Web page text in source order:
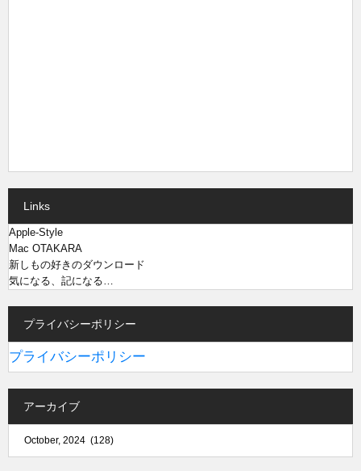
Links
Apple-Style
Mac OTAKARA
新しもの好きのダウンロード
気になる、記になる…
プライバシーポリシー
プライバシーポリシー
アーカイブ